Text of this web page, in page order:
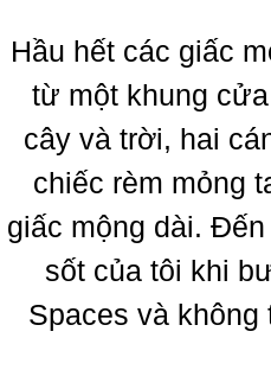
Hầu hết các giấc
từ một khung
cây và trời, hai
chiếc rèm mỏng
giấc mộng dài.
sốt của tôi khi
Spaces và không